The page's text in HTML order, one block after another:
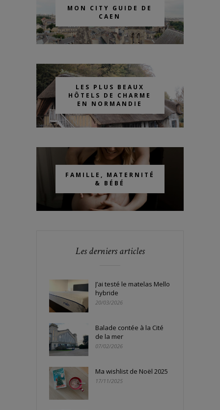
MON CITY GUIDE DE
CAEN
LES PLUS BEAUX
HÔTELS DE CHARME
EN NORMANDIE
FAMILLE, MATERNITÉ
& BÉBÉ
Les derniers articles
J’ai testé le matelas Mello
hybride
20/03/2026
Balade contée à la Cité
de la mer
07/02/2026
Ma wishlist de Noël 2025
17/11/2025